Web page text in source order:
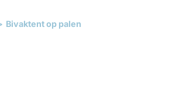
Bivaktent op palen